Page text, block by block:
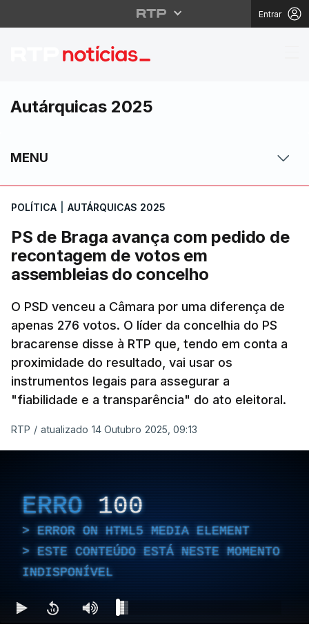
Entrar
PS de Braga avança
Autárquicas 2025
MENU
POLÍTICA AUTÁRQUICAS 2025
PS de Braga avança com pedido de
recontagem de votos em
assembleias do concelho
O PSD venceu a Câmara por uma diferença de
apenas 276 votos. O líder da concelhia do PS
bracarense disse à RTP que, tendo em conta a
proximidade do resultado, vai usar os
instrumentos legais para assegurar a
"fiabilidade e a transparência" do ato eleitoral.
RTP / atualizado 14 Outubro 2025, 09:13
ERRO 100
ERROR ON HTML5 MEDIA ELEMENT
ESTE CONTEÚDO ESTÁ NESTE MOMENTO
INDISPONÍVEL